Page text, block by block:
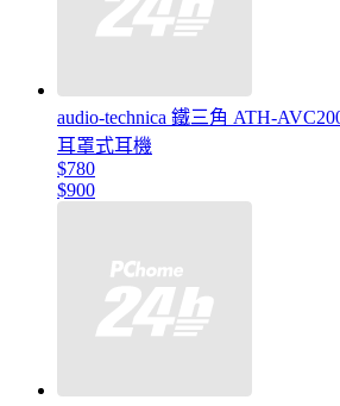
audio-technica 鐵三角 ATH-
耳罩式耳機
$780
$900